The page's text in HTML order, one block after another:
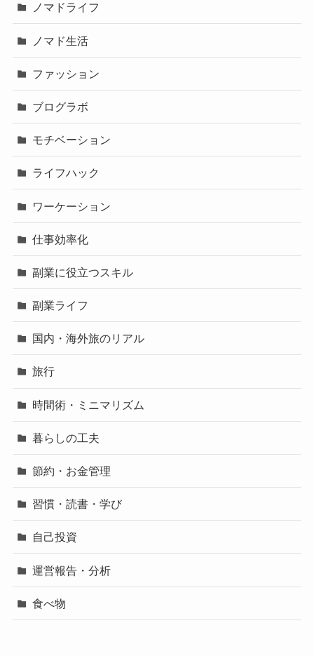
ノマドライフ
ノマド生活
ファッション
ブログラボ
モチベーション
ライフハック
ワーケーション
仕事効率化
副業に役立つスキル
副業ライフ
国内・海外旅のリアル
旅行
時間術・ミニマリズム
暮らしの工夫
節約・お金管理
習慣・読書・学び
自己投資
運営報告・分析
食べ物